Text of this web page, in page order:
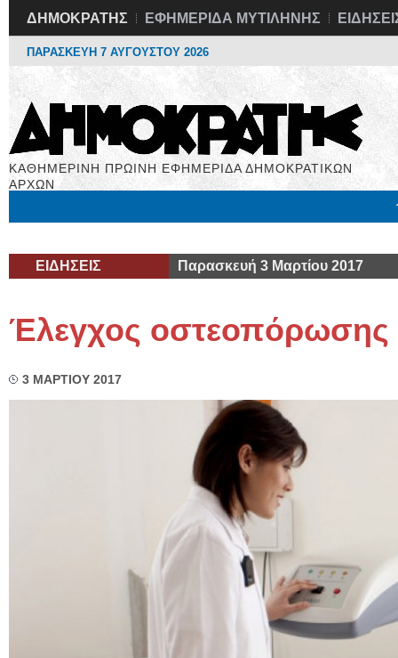
ΔΗΜΟΚΡΑΤΗΣ ΕΦΗΜΕΡΙΔΑ ΜΥΤΙΛΗΝΗΣ
ΠΑΡΑΣΚΕΥΗ 7 ΑΥΓΟΥΣΤΟΥ 2026
ΚΑΘΗΜΕΡΙΝΗ ΠΡΩΙΝΗ ΕΦΗΜΕΡΙΔΑ ΔΗΜΟΚΡΑΤΙΚΩΝ
ΑΡΧΩΝ
ΕΙΔΗΣΕΙΣ Παρασκευή 3 Μαρτίου 2017
Έλεγχος οστεοπόρωσης
3 ΜΑΡΤΙΟΥ 2017